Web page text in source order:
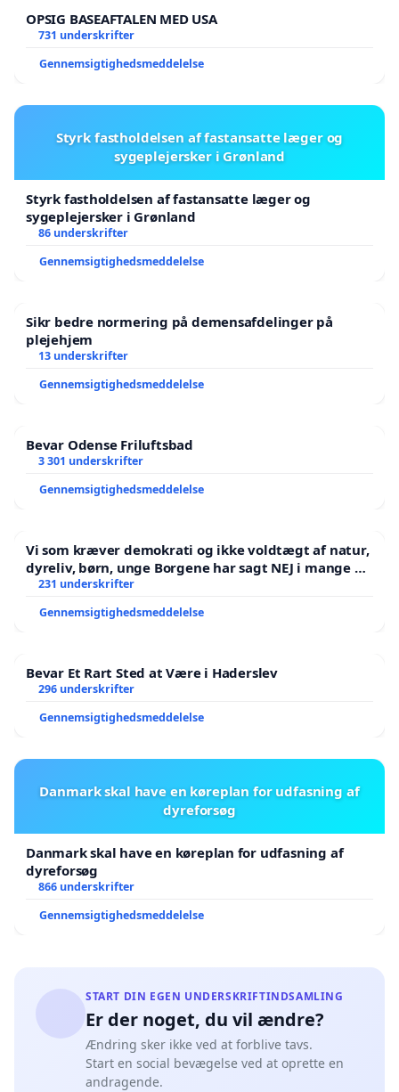
OPSIG BASEAFTALEN MED USA
731 underskrifter
Gennemsigtighedsmeddelelse
Styrk fastholdelsen af fastansatte læger og
sygeplejersker i Grønland
Styrk fastholdelsen af fastansatte læger og
sygeplejersker i Grønland
86 underskrifter
Gennemsigtighedsmeddelelse
Sikr bedre normering på demensafdelinger på
plejehjem
13 underskrifter
Gennemsigtighedsmeddelelse
Bevar Odense Friluftsbad
3 301 underskrifter
Gennemsigtighedsmeddelelse
Vi som kræver demokrati og ikke voldtægt af natur,
dyreliv, børn, unge Borgene har sagt NEJ i mange år.
Der er
231 underskrifter
Gennemsigtighedsmeddelelse
Bevar Et Rart Sted at Være i Haderslev
296 underskrifter
Gennemsigtighedsmeddelelse
Danmark skal have en køreplan for udfasning af
dyreforsøg
Danmark skal have en køreplan for udfasning af
dyreforsøg
866 underskrifter
Gennemsigtighedsmeddelelse
START DIN EGEN UNDERSKRIFTINDSAMLING
Er der noget, du vil ændre?
Ændring sker ikke ved at forblive tavs.
Start en social bevægelse ved at oprette en
andragende.